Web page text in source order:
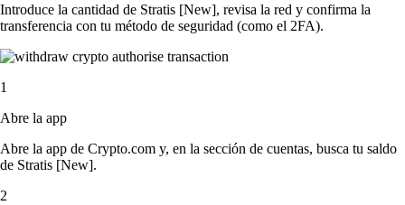
Introduce la cantidad de Stratis [New], revisa la red y confirma la
transferencia con tu método de seguridad (como el 2FA).
1
Abre la app
Abre la app de Crypto.com y, en la sección de cuentas, busca tu saldo
de Stratis [New].
2